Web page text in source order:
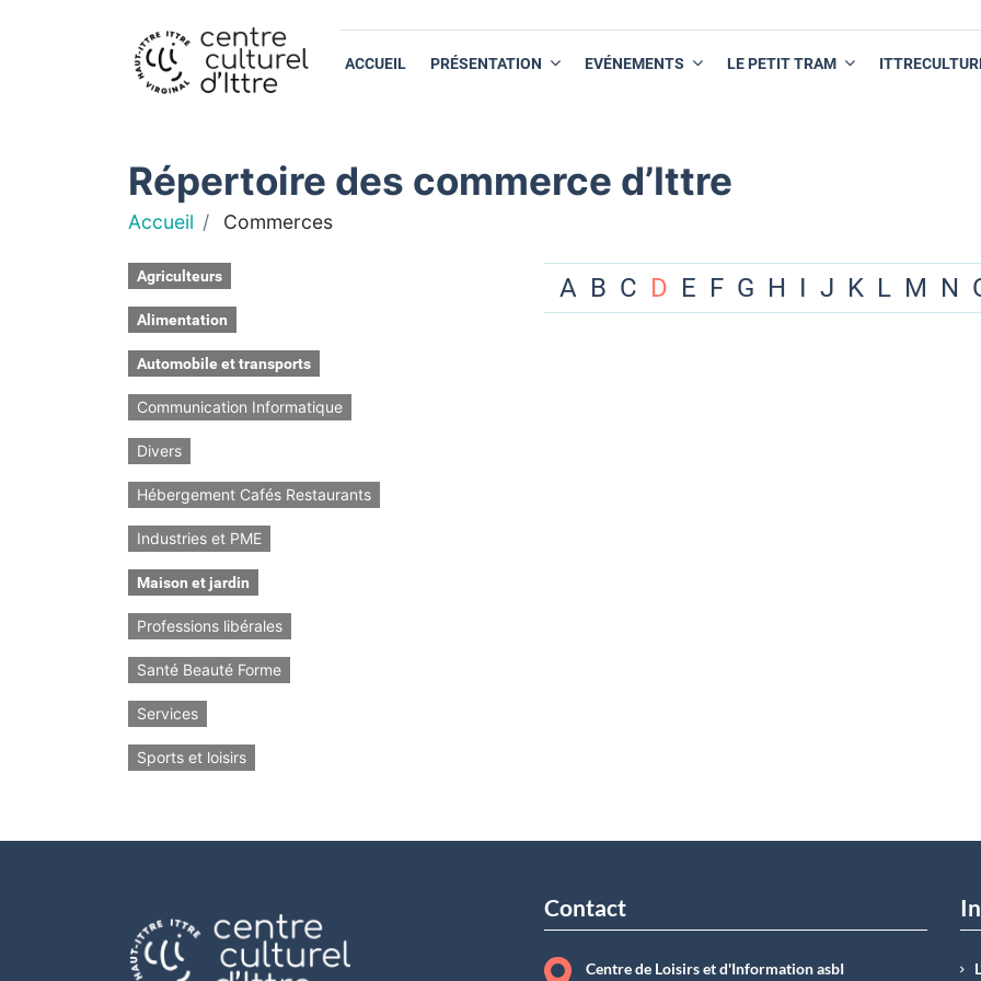
ACCUEIL PRÉSENTATION EVÉNEMENTS LE PETIT TRAM
Répertoire des commerce d’Ittre
Accueil Commerces
Agriculteurs
Alimentation
Automobile et transports
Communication Informatique
Divers
Hébergement Cafés Restaurants
Industries et PME
Maison et jardin
Professions libérales
Santé Beauté Forme
Services
Sports et loisirs
A B C D E F G H I J K L M N
Contact
Centre de Loisirs et d'Information asbI